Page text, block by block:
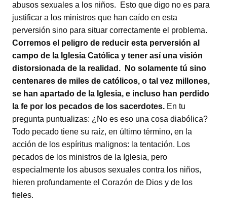
abusos sexuales a los niños. Esto que digo no es para
justificar a los ministros que han caído en esta
perversión sino para situar correctamente el problema.
Corremos el peligro de reducir esta perversión al
campo de la Iglesia Católica y tener así una visión
distorsionada de la realidad. No solamente tú sino
centenares de miles de católicos, o tal vez millones,
se han apartado de la Iglesia, e incluso han perdido
la fe por los pecados de los sacerdotes. En tu
pregunta puntualizas: ¿No es eso una cosa diabólica?
Todo pecado tiene su raíz, en último término, en la
acción de los espíritus malignos: la tentación. Los
pecados de los ministros de la Iglesia, pero
especialmente los abusos sexuales contra los niños,
hieren profundamente el Corazón de Dios y de los
fieles.